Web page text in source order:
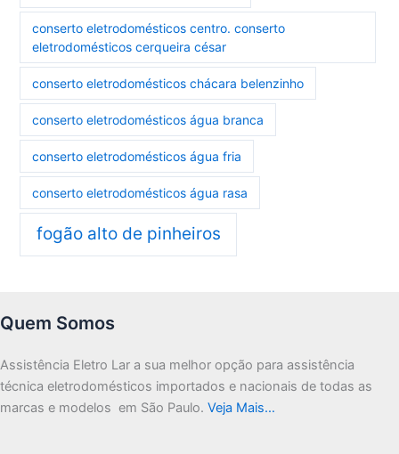
conserto eletrodomésticos centro. conserto
eletrodomésticos cerqueira césar
conserto eletrodomésticos chácara belenzinho
conserto eletrodomésticos água branca
conserto eletrodomésticos água fria
conserto eletrodomésticos água rasa
fogão alto de pinheiros
Quem Somos
Assistência Eletro Lar a sua melhor opção para assistência
técnica eletrodomésticos importados e nacionais de todas as
marcas e modelos em São Paulo. Veja Mais…